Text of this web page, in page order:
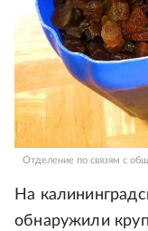
Отделение по связям с
На
обнаружили